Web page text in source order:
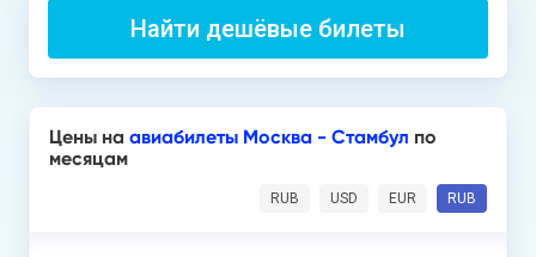
Найти дешёвые билеты
Цены на авиабилеты Москва - Стамбул по
месяцам
RUB USD EUR RUB